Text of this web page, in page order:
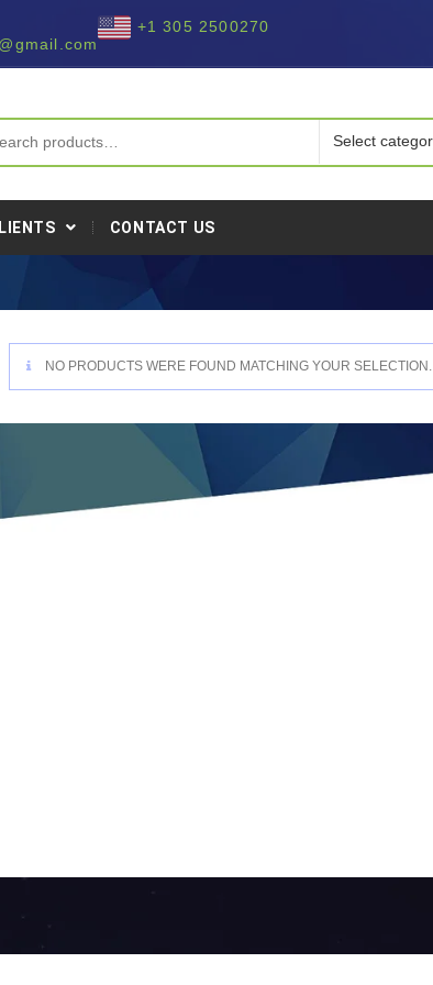
+1 305 2500270
CONTACT US
NO PRODUCTS WERE FOUND MATCHING YOUR SELECTION.